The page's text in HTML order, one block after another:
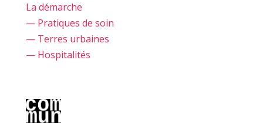
La démarche
— Pratiques de soin
— Terres urbaines
— Hospitalités